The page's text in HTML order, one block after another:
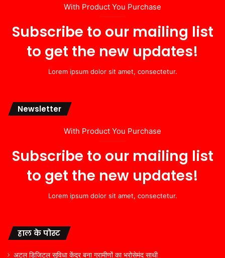
With Product You Purchase
Subscribe to our mailing list
to get the new updates!
Lorem ipsum dolor sit amet, consectetur.
Newsletter
With Product You Purchase
Subscribe to our mailing list
to get the new updates!
Lorem ipsum dolor sit amet, consectetur.
हाल के पोस्ट
अटल डिजिटल सुविधा केंद्र बना ग्रामीणों का भरोसेमंद साथी